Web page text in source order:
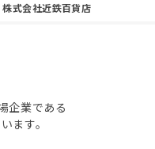
株式会社近鉄百貨店
企業である
ます。